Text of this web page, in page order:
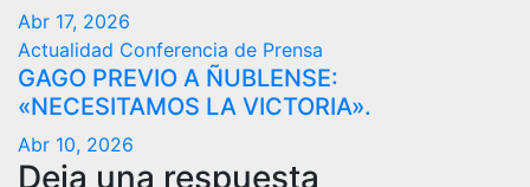
Abr 17, 2026
Actualidad Conferencia de Prensa
GAGO PREVIO A ÑUBLENSE:
«NECESITAMOS LA VICTORIA».
Abr 10, 2026
Deja una respuesta